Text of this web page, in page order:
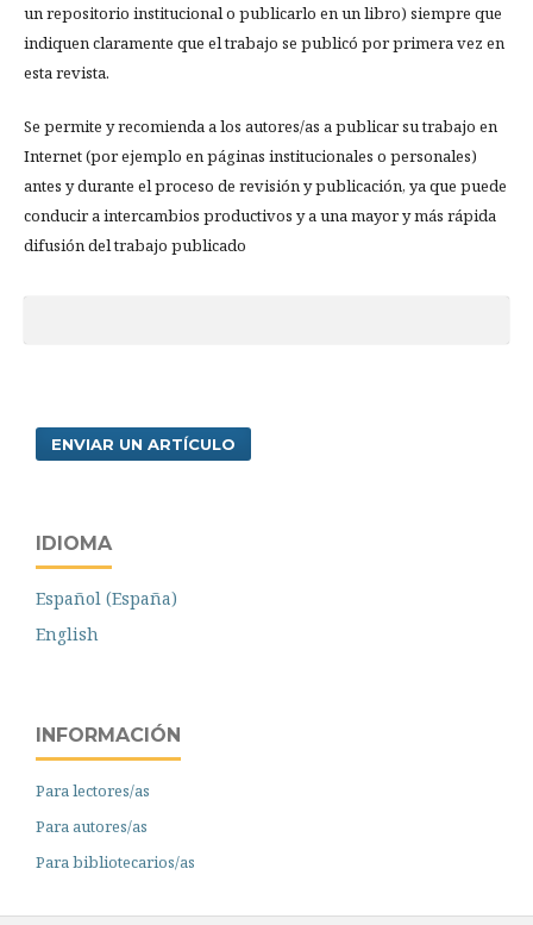
un repositorio institucional o publicarlo en un libro) siempre que
indiquen claramente que el trabajo se publicó por primera vez en
esta revista.
Se permite y recomienda a los autores/as a publicar su trabajo en
Internet (por ejemplo en páginas institucionales o personales)
antes y durante el proceso de revisión y publicación, ya que puede
conducir a intercambios productivos y a una mayor y más rápida
difusión del trabajo publicado
ENVIAR UN ARTÍCULO
IDIOMA
Español (España)
English
INFORMACIÓN
Para lectores/as
Para autores/as
Para bibliotecarios/as